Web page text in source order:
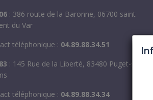
: 386 route de la Baronne, 06700 saint
du Var
téléphonique : 04.89.88.34.51
: 145 Rue de la Liberté, 83480 Puget-sur-
téléphonique : 04.89.88.34.34